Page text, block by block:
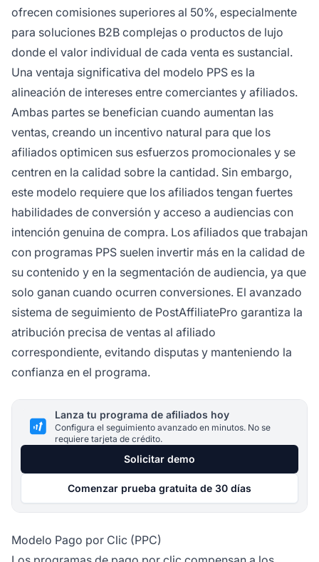
ofrecen comisiones superiores al 50%, especialmente
para soluciones B2B complejas o productos de lujo
donde el valor individual de cada venta es sustancial.
Una ventaja significativa del modelo PPS es la
alineación de intereses entre comerciantes y afiliados.
Ambas partes se benefician cuando aumentan las
ventas, creando un incentivo natural para que los
afiliados optimicen sus esfuerzos promocionales y se
centren en la calidad sobre la cantidad. Sin embargo,
este modelo requiere que los afiliados tengan fuertes
habilidades de conversión y acceso a audiencias con
intención genuina de compra. Los afiliados que trabajan
con programas PPS suelen invertir más en la calidad de
su contenido y en la segmentación de audiencia, ya que
solo ganan cuando ocurren conversiones. El avanzado
sistema de seguimiento de PostAffiliatePro garantiza la
atribución precisa de ventas al afiliado
correspondiente, evitando disputas y manteniendo la
confianza en el programa.
Lanza tu programa de afiliados hoy
Configura el seguimiento avanzado en minutos. No se
requiere tarjeta de crédito.
Solicitar demo
Comenzar prueba gratuita de 30 días
Modelo Pago por Clic (PPC)